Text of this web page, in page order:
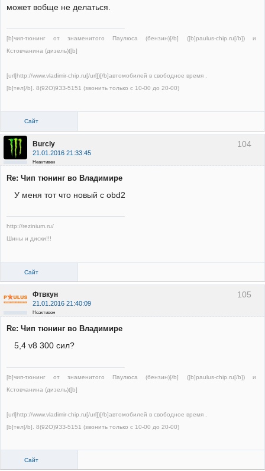
может вобще не делаться.
[b]чип-тюнинг от знаменитого Паулюса (бензин)[/b] ([b]paulus-chip.ru[/b]) и
Кстовчанина (дизель)([b]
[url]http://www.vladimir-chip.ru[/url])[/b]автомобилей в свободное время .
[b]тел[/b]. 8(92О)9ЗЗ-5151 (звонить только с 10-00 до 20-00)
Сайт
104
Burcly
21.01.2016 21:33:45
Неактивен
Re: Чип тюнинг во Владимире
У меня тот что новый с obd2
http://rezinium.ru/
Шины и диски!!!
Сайт
105
Фтвкун
21.01.2016 21:40:09
Неактивен
Re: Чип тюнинг во Владимире
5,4 v8 300 сил?
[b]чип-тюнинг от знаменитого Паулюса (бензин)[/b] ([b]paulus-chip.ru[/b]) и
Кстовчанина (дизель)([b]
[url]http://www.vladimir-chip.ru[/url])[/b]автомобилей в свободное время .
[b]тел[/b]. 8(92О)9ЗЗ-5151 (звонить только с 10-00 до 20-00)
Сайт